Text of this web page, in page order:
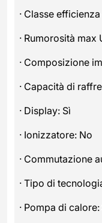
· Classe
· Rumorosità max
· Composizione
· Capacità di
· Display: Sì
· Ionizzatore: No
· Commutazione
· Tipo di
· Pompa di calore: